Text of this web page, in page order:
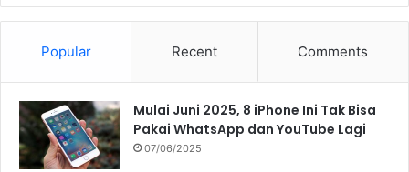
Popular Recent Comments
Mulai Juni 2025, 8 iPhone Ini Tak Bisa
Pakai WhatsApp dan YouTube Lagi
07/06/2025